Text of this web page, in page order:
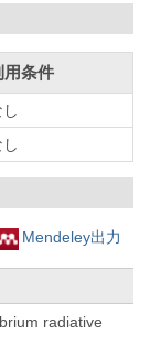
用条件
Mendeley出力
radiative